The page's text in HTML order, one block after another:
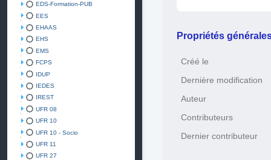
EDS-Formation-PUB
EES
EHAAS
EHS
EMS
FCPS
IDUP
IEDES
IREST
UFR 08
UFR 10
UFR 10 - Socio
UFR 11
UFR 27
Propriétés
Créé le
Dernière modification
Auteur
Contributeurs
Dernier contributeur